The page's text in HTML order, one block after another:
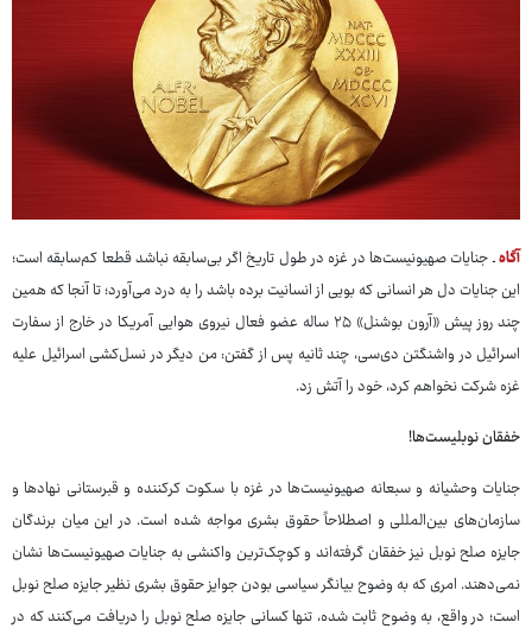
آگاهـ جنایات صهیونیست‌ها در غزه در طول تاریخ اگر بی‌سابقه نباشد قطعا کم‌سابقه است؛
این جنایات دل هر انسانی که بویی از انسانیت برده باشد را به درد می‌‎آورد؛ تا آنجا که همین
چند روز پیش «آرون بوشنل» ۲۵ ساله عضو فعال نیروی هوایی آمریکا در خارج از سفارت
اسرائیل در واشنگتن دی‌سی، چند ثانیه پس از گفتن: من دیگر در نسل‌کشی اسرائیل علیه
غزه شرکت نخواهم کرد، خود را آتش زد.
خفقان نوبلیست‌ها!
جنایات وحشیانه و سبعانه صهیونیست‌ها در غزه با سکوت کرکننده و قبرستانی نهادها و
سازمان‌های بین‌المللی و اصطلاحاً حقوق بشری مواجه شده است. در این میان برندگان
جایزه صلح نوبل نیز خفقان گرفته‌اند و کوچک‌ترین واکنشی به جنایات صهیونیست‌ها نشان
نمی‌دهند. امری که به وضوح بیانگر سیاسی بودن جوایز حقوق بشری نظیر جایزه صلح نوبل
است؛ در واقع، به وضوح ثابت شده، تنها کسانی جایزه صلح نوبل را دریافت می‌کنند که در